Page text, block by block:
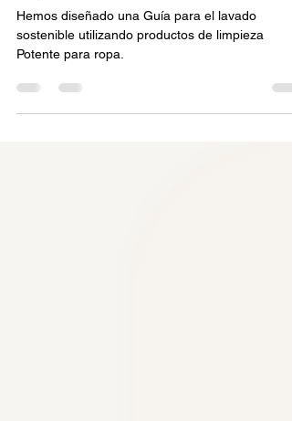
ropa
Hemos diseñado una Guía para el lavado
sostenible utilizando productos de limpieza
Potente para ropa.